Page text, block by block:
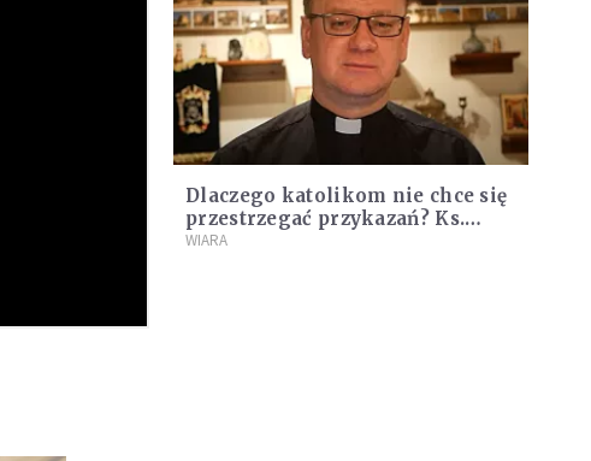
Dlaczego katolikom nie chce się
przestrzegać przykazań? Ks.
Węgrzyniak wymienia 10
WIARA